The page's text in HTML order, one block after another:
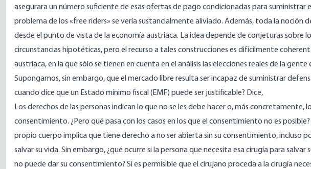
asegurara un número suficiente de esas ofertas de pago condicionadas para suministrar
problema de los «free riders» se vería sustancialmente aliviado. Además, toda la noción
desde el punto de vista de la economía austriaca. La idea depende de conjeturas sobre
circunstancias hipotéticas, pero el recurso a tales construcciones es difícilmente
austriaca, en la que sólo se tienen en cuenta en el análisis las elecciones reales de la gente
Supongamos, sin embargo, que el mercado libre resulta ser incapaz de suministrar
cuando dice que un Estado mínimo fiscal (EMF) puede ser justificable? Dice,
Los derechos de las personas indican lo que no se les debe hacer o, más concretamente,
consentimiento. ¿Pero qué pasa con los casos en los que el consentimiento no es
propio cuerpo implica que tiene derecho a no ser abierta sin su consentimiento, incluso
salvar su vida. Sin embargo, ¿qué ocurre si la persona que necesita esa cirugía para
no puede dar su consentimiento? Si es permisible que el cirujano proceda a la cirugía